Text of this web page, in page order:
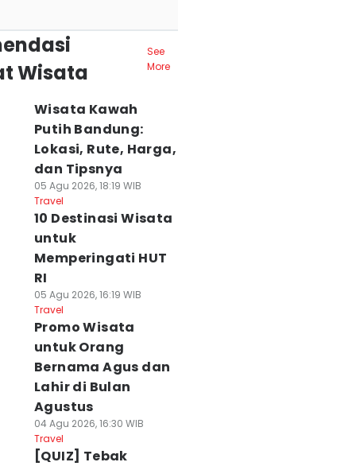
Wisata
See
More
Wisata Kawah
Putih Bandung:
Lokasi, Rute, Harga,
dan Tipsnya
05 Agu 2026, 18:19 WIB
Travel
10 Destinasi Wisata
untuk
Memperingati HUT
RI
05 Agu 2026, 16:19 WIB
Travel
Promo Wisata
untuk Orang
Bernama Agus dan
Lahir di Bulan
Agustus
04 Agu 2026, 16:30 WIB
Travel
[QUIZ] Tebak